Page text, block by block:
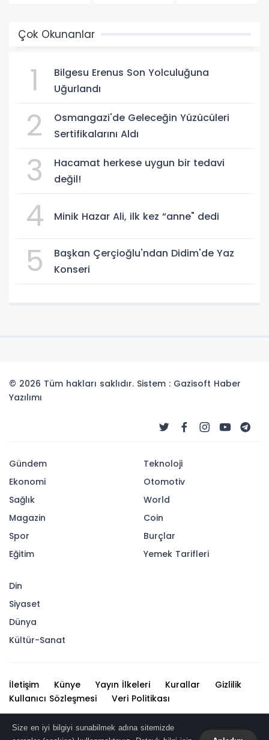
Çok Okunanlar
1
Bilgesu Erenus Son Yolculuğuna
Uğurlandı
2
Osmangazi'de Geleceğin Yüzücüleri
Sertifikalarını Aldı
3
Hacamat herkese uygun bir tedavi
değil!
4 Minik Hazar Ali, ilk kez “anne" dedi
5
Başkan Çerçioğlu'ndan Didim'de Yaz
Konseri
© 2026 Tüm hakları saklıdır. Sistem : Gazisoft Haber
Yazılımı
Gündem
Ekonomi
Sağlık
Magazin
Spor
Eğitim
Teknoloji
Otomotiv
World
Coin
Burçlar
Yemek Tarifleri
Din
Siyaset
Dünya
Kültür-Sanat
İletişim Künye Yayın İlkeleri Kurallar
Gizlilik
Kullanıcı Sözleşmesi
Veri Politikası
iktibas edilemez. Kanuna aykırı ve izinsiz olarak
Size en iyi bilgiyi sunabilmek adına sitemizde